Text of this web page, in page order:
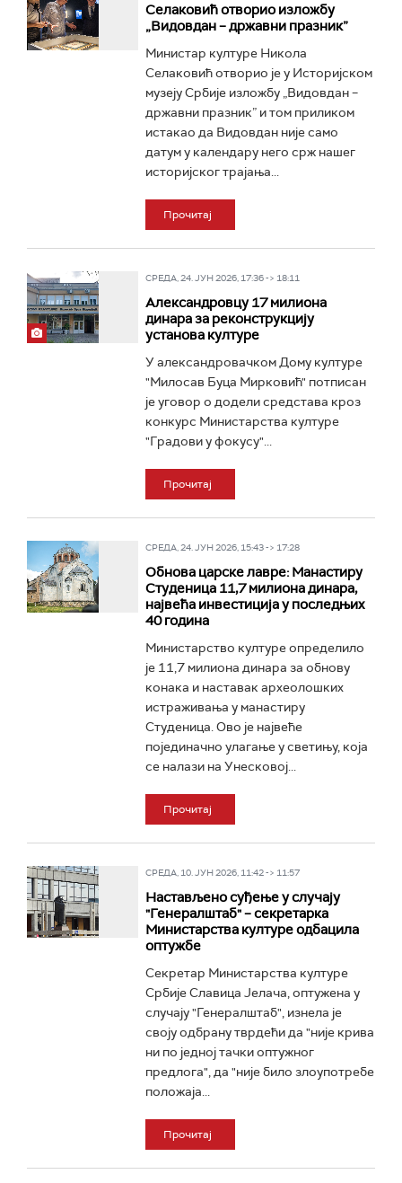
Селаковић отворио изложбу
„Видовдан – државни празник”
Министар културе Никола
Селаковић отворио је у Историјском
музеју Србије изложбу „Видовдан –
државни празник” и том приликом
истакао да Видовдан није само
датум у календару него срж нашег
историјског трајања...
Прочитај
СРЕДА, 24. ЈУН 2026, 17:36 -> 18:11
Александровцу 17 милиона
динара за реконструкцију
установа културе
У александровачком Дому културе
"Милосав Буца Мирковић" потписан
је уговор о додели средстава кроз
конкурс Министарства културе
"Градови у фокусу"...
Прочитај
СРЕДА, 24. ЈУН 2026, 15:43 -> 17:28
Обнова царске лавре: Манастиру
Студеница 11,7 милиона динара,
највећа инвестиција у последњих
40 година
Министарство културе определило
је 11,7 милиона динара за обнову
конака и наставак археолошких
истраживања у манастиру
Студеница. Ово је највеће
појединачно улагање у светињу, која
се налази на Унесковој...
Прочитај
СРЕДА, 10. ЈУН 2026, 11:42 -> 11:57
Настављено суђење у случају
"Генералштаб" – секретарка
Министарства културе одбацила
оптужбе
Секретар Министарства културе
Србије Славица Јелача, оптужена у
случају "Генералштаб", изнела је
своју одбрану тврдећи да "није крива
ни по једној тачки оптужног
предлога", да "није било злоупотребе
положаја...
Прочитај